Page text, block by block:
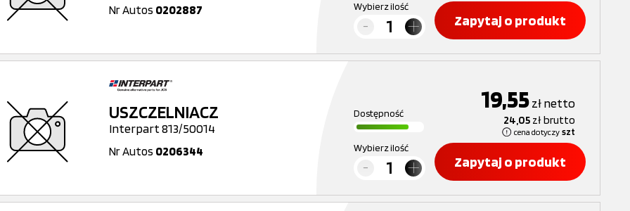
Nr Autos 0202887 Wybierz ilość
Zapytaj o produkt
USZCZELNIACZ
Interpart 813/50014
Nr Autos 0206344
Dostępność 19,55złnetto
24,05 złbrutto
cena dotyczy szt
Wybierz ilość
Zapytaj o produkt